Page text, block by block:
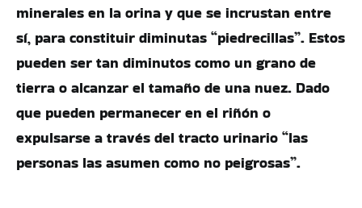
minerales en la orina y que se incrustan entre
sí, para constituir diminutas “piedrecillas”. Estos
pueden ser tan diminutos como un grano de
tierra o alcanzar el tamaño de una nuez. Dado
que pueden permanecer en el riñón o
expulsarse a través del tracto urinario “las
personas las asumen como no peigrosas”.